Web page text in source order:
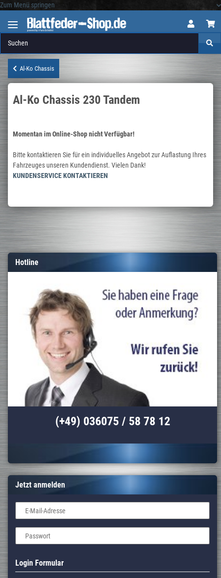
Zum Menü springen
Al-Ko Chassis
Al-Ko Chassis 230 Tandem
Momentan im Online-Shop nicht Verfügbar!
Bitte kontaktieren Sie für ein individuelles Angebot zur Auflastung Ihres
Fahrzeuges unseren Kundendienst. Vielen Dank!
KUNDENSERVICE KONTAKTIEREN
Hotline
(+49) 036075 / 58 78 12
Jetzt anmelden
E-Mail-Adresse
Passwort
Login Formular